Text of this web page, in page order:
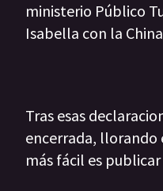
ministerio Público
Isabella con la China
Tras esas
encerrada, llorando
más fácil es